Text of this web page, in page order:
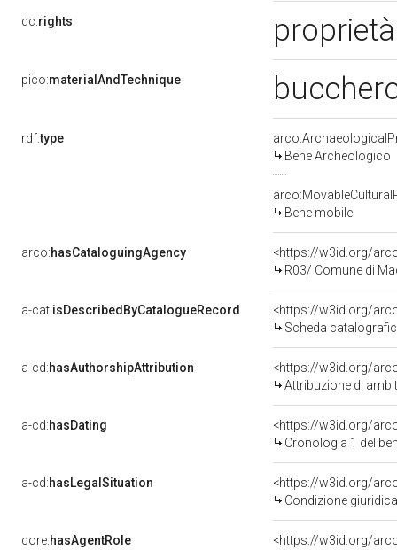
dc:rights
pico:materialAndTechnique
rdf:type
Bene Archeologico
Bene mobile
arco:hasCataloguingAgency
<https://w3id.org/
R03/ Comune di
a-cat:isDescribedByCatalogueRecord
<https://w3id.org/
Scheda
a-cd:hasAuthorshipAttribution
Attribuzione di
a-cd:hasDating
<https://w3id.org/
Cronologia 1 del
a-cd:hasLegalSituation
Condizione
core:hasAgentRole
<https://w3id.org/